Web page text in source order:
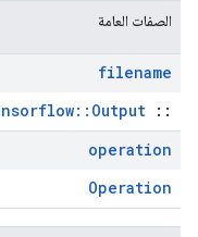
الصفات العامة
filename
::
operation
Operation